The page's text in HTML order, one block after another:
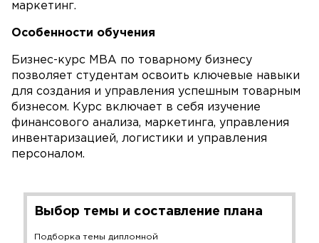
маркетинг.
Особенности обучения
Бизнес-курс MBA по товарному бизнесу
позволяет студентам освоить ключевые навыки
для создания и управления успешным товарным
бизнесом. Курс включает в себя изучение
финансового анализа, маркетинга, управления
инвентаризацией, логистики и управления
персоналом.
Выбор темы и составление плана
Подборка темы дипломной